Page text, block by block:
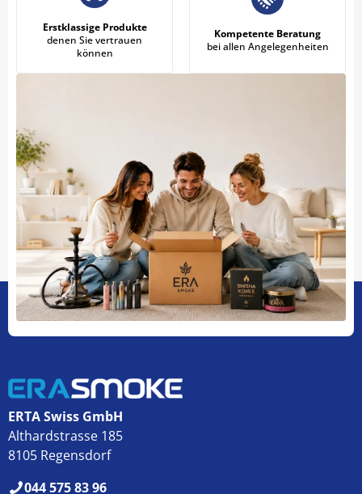
Erstklassige Produkte
denen Sie vertrauen
können
Kompetente Beratung
bei allen Angelegenheiten
ERTA Swiss GmbH
Althardstrasse 185
8105 Regensdorf
044 575 83 96